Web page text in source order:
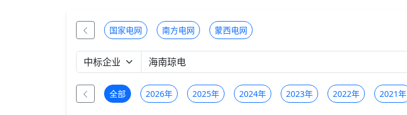
国家电网 南方电网 蒙西电网
全部 2026年 2025年 2024年 2023年 2022年 2021年